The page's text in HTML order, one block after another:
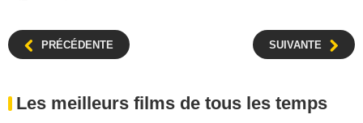
PRÉCÉDENTE SUIVANTE
Les meilleurs films de tous les temps